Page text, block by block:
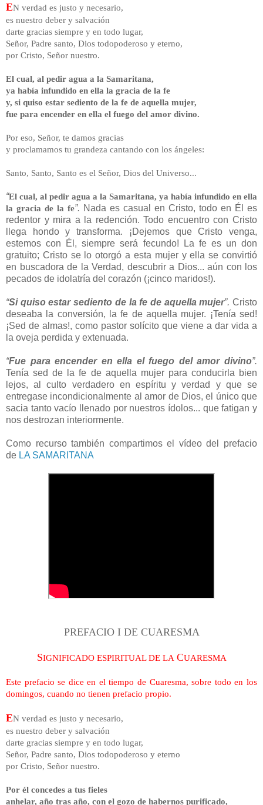
EN verdad es justo y necesario,
es nuestro deber y salvación
darte gracias siempre y en todo lugar,
Señor, Padre santo, Dios todopoderoso y eterno,
por Cristo, Señor nuestro.
El cual, al pedir agua a la Samaritana,
ya había infundido en ella la gracia de la fe
y, si quiso estar sediento de la fe de aquella mujer,
fue para encender en ella el fuego del amor divino.
Por eso, Señor, te damos gracias
y proclamamos tu grandeza cantando con los ángeles:
Santo, Santo, Santo es el Señor, Dios del Universo...
“El cual, al pedir agua a la Samaritana, ya había infundido en ella
la gracia de la fe”. Nada es casual en Cristo, todo en Él es
redentor y mira a la redención. Todo encuentro con Cristo
llega hondo y transforma. ¡Dejemos que Cristo venga,
estemos con Él, siempre será fecundo!
La fe es un don
gratuito; Cristo se lo otorgó a esta mujer y ella se convirtió
en buscadora de la Verdad, descubrir a Dios... aún con los
pecados de idolatría del corazón (¡cinco maridos!).
“Si quiso estar sediento de la fe de aquella mujer”. Cristo
deseaba la conversión, la fe de aquella mujer. ¡Tenía sed!
¡Sed de almas!, como pastor solícito que viene a dar vida a
la oveja perdida y extenuada.
“Fue para encender en ella el fuego del amor divino”.
Tenía sed de la fe de aquella mujer para conducirla bien
lejos, al culto verdadero en espíritu y verdad y que se
entregase incondicionalmente al amor de Dios, el único que
sacia tanto vacío llenado por nuestros ídolos... que fatigan y
nos destrozan interiormente.
Como recurso también compartimos el vídeo del prefacio
de LA SAMARITANA
PREFACIO I DE CUARESMA
SIGNIFICADO ESPIRITUAL DE LA CUARESMA
Este prefacio se dice en el tiempo de Cuaresma, sobre todo en los
domingos, cuando no tienen prefacio propio.
EN verdad es justo y necesario,
es nuestro deber y salvación
darte gracias siempre y en todo lugar,
Señor, Padre santo, Dios todopoderoso y eterno
por Cristo, Señor nuestro.
Por él concedes a tus fieles
anhelar, año tras año, con el gozo de habernos purificado,